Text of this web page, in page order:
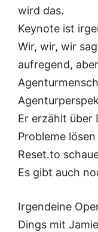
wird das.
Keynote ist
Wir, wir, wir
aufregend,
Er erzählt über
Probleme
Reset.to
Es gibt auch
Irgendeine
Dings mit